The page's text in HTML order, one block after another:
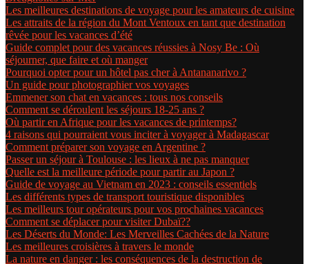
Les meilleures destinations de voyage pour les amateurs de cuisine
Les attraits de la région du Mont Ventoux en tant que destination
rêvée pour les vacances d’été
Guide complet pour des vacances réussies à Nosy Be : Où
séjourner, que faire et où manger
Pourquoi opter pour un hôtel pas cher à Antananarivo ?
Un guide pour photographier vos voyages
Emmener son chat en vacances : tous nos conseils
Comment se déroulent les séjours 18-25 ans ?
Où partir en Afrique pour les vacances de printemps?
4 raisons qui pourraient vous inciter à voyager à Madagascar
Comment préparer son voyage en Argentine ?
Passer un séjour à Toulouse : les lieux à ne pas manquer
Quelle est la meilleure période pour partir au Japon ?
Guide de voyage au Vietnam en 2023 : conseils essentiels
Les différents types de transport touristique disponibles
Les meilleurs tour opérateurs pour vos prochaines vacances
Comment se déplacer pour visiter Dubaï??
Les Déserts du Monde: Les Merveilles Cachées de la Nature
Les meilleures croisières à travers le monde
La nature en danger : les conséquences de la destruction de